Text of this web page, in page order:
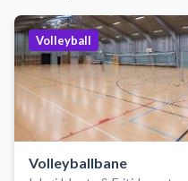
Volleyball
Volleyballbane